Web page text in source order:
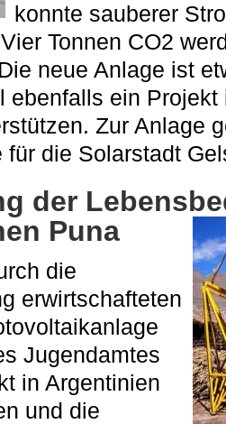
konnte sauberer
Tonnen CO2
neue Anlage ist
ebenfalls ein
Zur Anlage
für die Solarstadt
der
Puna
die
erwirtschafteten
Jugendamtes
in Argentinien
und die